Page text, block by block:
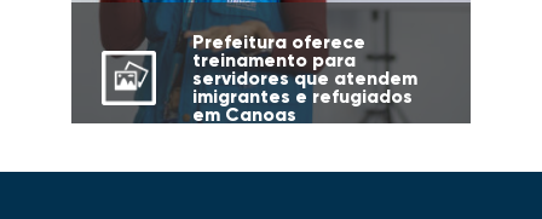
Prefeitura oferece
treinamento para
servidores que atendem
imigrantes e refugiados
em Canoas